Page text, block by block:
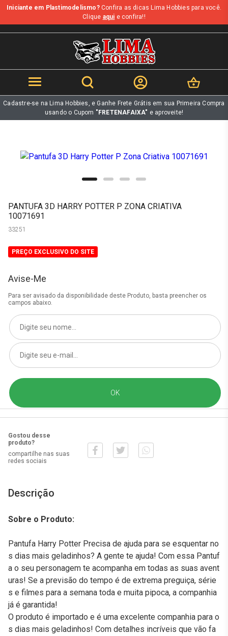
b
Iniciante em Plastimodelismo?Confira as dicas Lima Hobbies para você.
Clique aqui e confira!!
Cadastre-se na Lima Hobbies, e Ganhe Frete Grátis em sua Primeira Compra
usando o Cupom "FRETENAFAIXA" e aproveite!
PANTUFA 3D HARRY POTTER P ZONA CRIATIVA
10071691
33251
PREÇO EXCLUSIVO DO SITE
Avise-Me
Para ser avisado da disponibilidade deste Produto, basta preencher os
campos abaixo.
Gostou desse
produto?
compartilhe nas suas
redes sociais
Descrição
Sobre o Produto:
Pantufa Harry Potter Precisa de ajuda para se esquentar no
s dias mais geladinhos? A gente te ajuda! Com essa Pantuf
a o seu personagem te acompanha em todas as suas avent
uras! Se a previsão do tempo é de extrema preguiça, série
s e filmes para a semana toda e muita pipoca, a companhia
já é garantida!
O produto é importado e é uma excelente companhia para o
s dias mais geladinhos! Com detalhes incríveis que vão fa